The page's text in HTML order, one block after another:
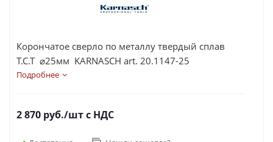
Корончатое сверло по металлу твердый сплав
Т.С.Т ⌀25мм KARNASCH art. 20.1147-25
Подробнее
2 870 руб./штс НДС